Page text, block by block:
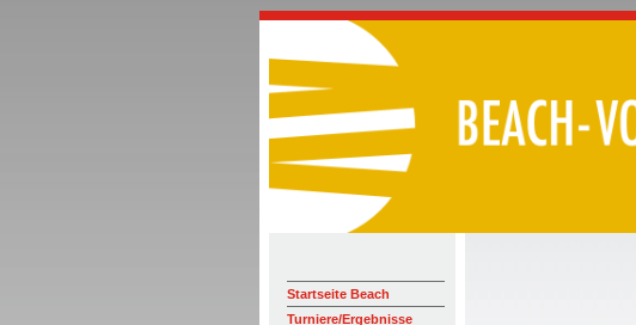
Startseite Beach
Turniere/Ergebnisse